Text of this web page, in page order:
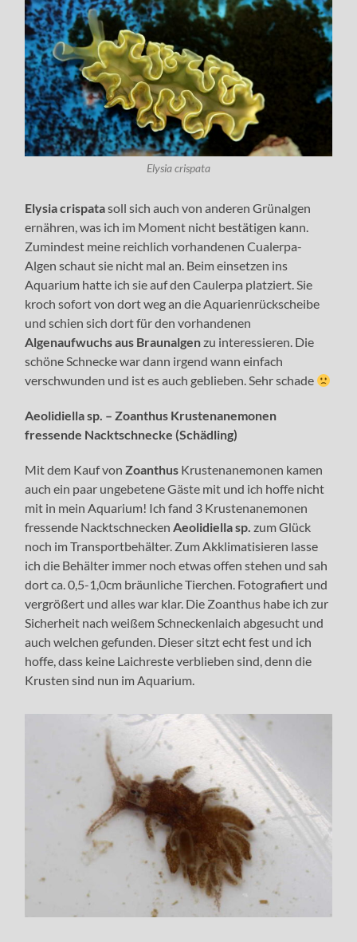
Elysia crispata
Elysia crispatasoll sich auch von anderen Grünalgen
ernähren, was ich im Moment nicht bestätigen kann.
Zumindest meine reichlich vorhandenen Cualerpa-
Algen schaut sie nicht mal an. Beim einsetzen ins
Aquarium hatte ich sie auf den Caulerpa platziert. Sie
kroch sofort von dort weg an die Aquarienrückscheibe
und schien sich dort für den vorhandenen
Algenaufwuchs aus Braunalgenzu interessieren. Die
schöne Schnecke war dann irgend wann einfach
verschwunden und ist es auch geblieben. Sehr schade
Aeolidiella sp. – Zoanthus Krustenanemonen
fressende Nacktschnecke (Schädling)
Mit dem Kauf von Zoanthus Krustenanemonen kamen
auch ein paar ungebetene Gäste mit und ich hoffe nicht
mit in mein Aquarium! Ich fand 3 Krustenanemonen
fressende NacktschneckenAeolidiella sp. zum Glück
noch im Transportbehälter. Zum Akklimatisieren lasse
ich die Behälter immer noch etwas offen stehen und sah
dort ca. 0,5-1,0cm bräunliche Tierchen. Fotografiert und
vergrößert und alles war klar. Die Zoanthus habe ich zur
Sicherheit nach weißem Schneckenlaich abgesucht und
auch welchen gefunden. Dieser sitzt echt fest und ich
hoffe, dass keine Laichreste verblieben sind, denn die
Krusten sind nun im Aquarium.